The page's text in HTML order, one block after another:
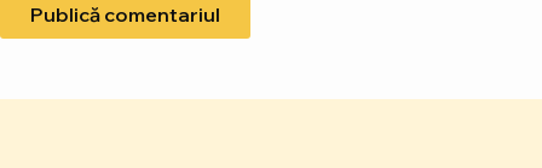
Publică comentariul